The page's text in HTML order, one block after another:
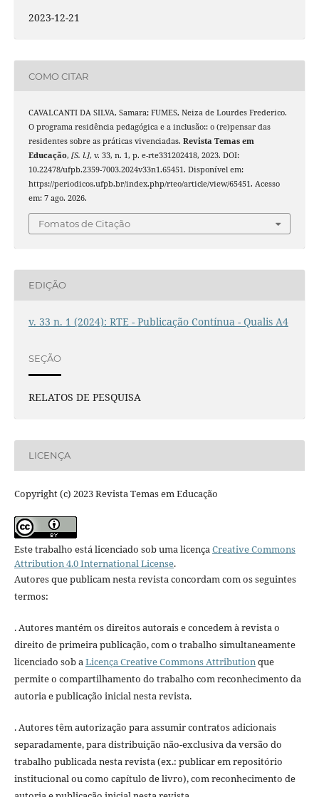
2023-12-21
COMO CITAR
CAVALCANTI DA SILVA, Samara; FUMES, Neiza de Lourdes Frederico.
O programa residência pedagógica e a inclusão:: o (re)pensar das
residentes sobre as práticas vivenciadas. Revista Temas em
Educação, [S. l.], v. 33, n. 1, p. e-rte331202418, 2023. DOI:
10.22478/ufpb.2359-7003.2024v33n1.65451. Disponível em:
https://periodicos.ufpb.br/index.php/rteo/article/view/65451. Acesso
em: 7 ago. 2026.
Fomatos de Citação
EDIÇÃO
v. 33 n. 1 (2024): RTE - Publicação Contínua - Qualis A4
SEÇÃO
RELATOS DE PESQUISA
LICENÇA
Copyright (c) 2023 Revista Temas em Educação
Este trabalho está licenciado sob uma licençaCreative Commons
Attribution 4.0 International License.
Autores que publicam nesta revista concordam com os seguintes
termos:
. Autores mantém os direitos autorais e concedem à revista o
direito de primeira publicação, com o trabalho simultaneamente
licenciado sob aLicença Creative Commons Attributionque
permite o compartilhamento do trabalho com reconhecimento da
autoria e publicação inicial nesta revista.
. Autores têm autorização para assumir contratos adicionais
separadamente, para distribuição não-exclusiva da versão do
trabalho publicada nesta revista (ex.: publicar em repositório
institucional ou como capítulo de livro), com reconhecimento de